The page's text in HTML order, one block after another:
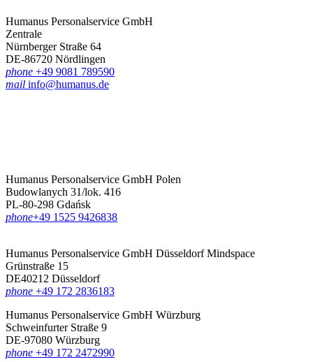
Humanus Personalservice GmbH
Zentrale
Nürnberger Straße 64
DE-86720 Nördlingen
phone +49 9081 789590
mail info@humanus.de
Humanus Personalservice GmbH Polen
Budowlanych 31/lok. 416
PL-80-298 Gdańsk
phone‪+49 1525 9426838‬
Humanus Personalservice GmbH DüsseldorfMindspace
Grünstraße 15
DE40212 Düsseldorf
phone +49 172 2836183‬
Humanus Personalservice GmbH Würzburg
Schweinfurter Straße 9
DE-97080 Würzburg
phone +49 172 2472990